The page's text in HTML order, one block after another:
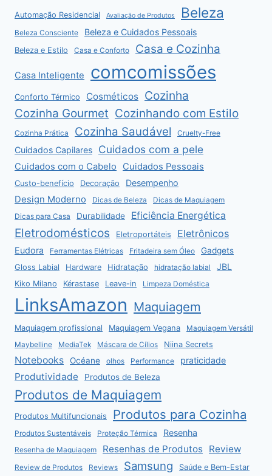
Automação Residencial Avaliação de Produtos Beleza
Beleza Consciente Beleza e Cuidados Pessoais
Beleza e Estilo Casa e Conforto Casa e Cozinha
Casa Inteligente comcomissões
Conforto Térmico Cosméticos Cozinha
Cozinha Gourmet Cozinhando com Estilo
Cozinha Prática Cozinha Saudável Cruelty-Free
Cuidados Capilares Cuidados com a pele
Cuidados com o Cabelo Cuidados Pessoais
Custo-benefício Decoração Desempenho
Design Moderno Dicas de Beleza
Dicas de Maquiagem
Dicas para Casa
Durabilidade Eficiência Energética
Eletrodomésticos Eletroportáteis Eletrônicos
Eudora Ferramentas Elétricas Fritadeira sem Óleo Gadgets
Gloss Labial Hardware Hidratação hidratação labial JBL
Kiko Milano Kérastase Leave-in Limpeza Doméstica
LinksAmazon Maquiagem
Maquiagem profissional Maquiagem Vegana
Maquiagem Versátil
Maybelline
MediaTek Máscara de Cílios Niina Secrets
Notebooks Océane olhos Performance praticidade
Produtividade Produtos de Beleza
Produtos de Maquiagem
Produtos Multifuncionais Produtos para Cozinha
Produtos Sustentáveis Proteção Térmica Resenha
Resenha de Maquiagem Resenhas de Produtos Review
Review de Produtos Reviews Samsung Saúde e Bem-Estar